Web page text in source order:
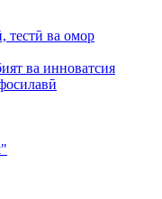
тестӣ ва омор
ва инноватсия